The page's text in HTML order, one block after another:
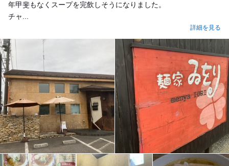
年甲斐もなくスープを完飲しそうになりました。
チャ...
詳細を見る